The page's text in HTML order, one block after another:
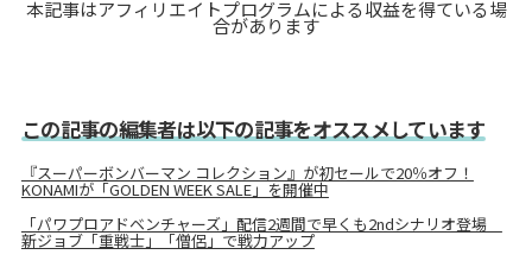
本記事はアフィリエイトプログラムによる収益を得ている場
合があります
この記事の編集者は以下の記事をオススメしています
『スーパーボンバーマン コレクション』が初セールで20％オフ！
KONAMIが「GOLDEN WEEK SALE」を開催中
「パワプロアドベンチャーズ」配信2週間で早くも2ndシナリオ登場
新ジョブ「重戦士」「僧侶」で戦力アップ